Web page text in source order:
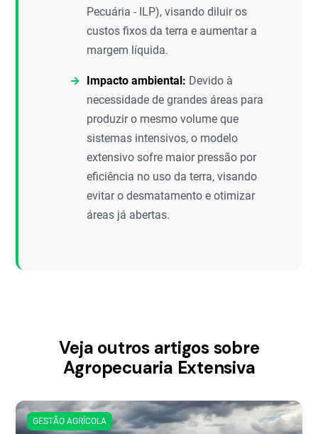
Pecuária - ILP), visando diluir os
custos fixos da terra e aumentar a
margem líquida.
Impacto ambiental: Devido à
necessidade de grandes áreas para
produzir o mesmo volume que
sistemas intensivos, o modelo
extensivo sofre maior pressão por
eficiência no uso da terra, visando
evitar o desmatamento e otimizar
áreas já abertas.
Veja outros artigos sobre
Agropecuaria Extensiva
GESTÃO AGRÍCOLA